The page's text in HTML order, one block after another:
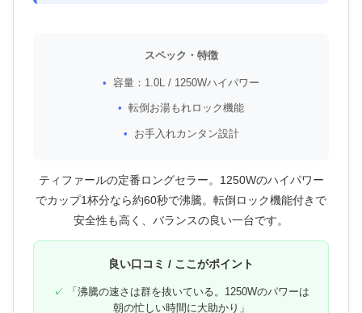
スペック・特徴
容量：1.0L / 1250Wハイパワー
転倒お湯もれロック機能
お手入れカンタン設計
ティファールの定番ロングセラー。1250Wのハイパワー
でカップ1杯分なら約60秒で沸騰。転倒ロック機能付きで
安全性も高く、バランスの良い一台です。
良い口コミ / ここがポイント
「沸騰の速さは群を抜いている。1250Wのパワーは
朝の忙しい時間に大助かり」